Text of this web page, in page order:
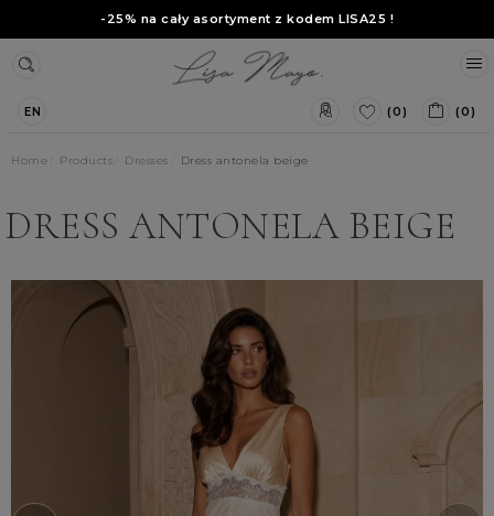
-25% na cały asortyment z kodem LISA25 !
EN (0) (0)
Home Products Dresses Dress antonela beige
DRESS ANTONELA BEIGE